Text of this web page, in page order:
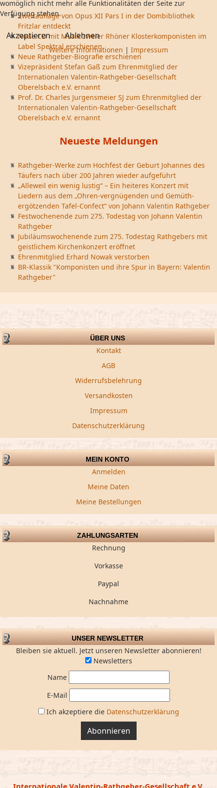
Zweitauflage von Opus XII Pars I in der Dombibliothek
Fritzlar entdeckt
Neue CD mit Musik zweier Rhöner Klosterkomponisten im
Label Spektral erschienen
Neue Rathgeber-Biografie erschienen
Vizepräsident Stefan Gaß zum Ehrenmitglied der
Internationalen Valentin-Rathgeber-Gesellschaft
Oberelsbach e.V. ernannt
Prof. Dr. Charles Jurgensmeier SJ zum Ehrenmitglied der
Internationalen Valentin-Rathgeber-Gesellschaft
Oberelsbach e.V. ernannt
Neueste Meldungen
Rathgeber-Werke zum Hochfest der Geburt Johannes des
Täufers nach über 200 Jahren wieder aufgeführt
„Alleweil ein wenig lustig“ – Ein heiteres Konzert mit
Liedern aus dem „Ohren-vergnügenden und Gemüth-
ergötzenden Tafel-Confect“ von Johann Valentin Rathgeber
Festwochenende zum 275. Todestag von Johann Valentin
Rathgeber
Jubiläumswochenende zum 275. Todestag Rathgebers mit
geistlichem Kirchenkonzert eröffnet
Ehrenmitglied Erhard Nowak verstorben
BR-Klassik "Komponisten und ihre Spur in Bayern: Valentin
Rathgeber"
ÜBER UNS
Kontakt
AGB
Widerrufsbelehrung
Versandkosten
Impressum
Datenschutzerklärung
MEIN KONTO
Anmelden
Meine Daten
Meine Bestellungen
ZAHLUNGSARTEN
Rechnung
Vorkasse
Paypal
Nachnahme
UNSER NEWSLETTER
Bleiben sie aktuell. Jetzt unseren Newsletter abonnieren!
Newsletters
Name
E-Mail
Ich akzeptiere die Datenschutzerklärung
Abonnieren
Internationale Valentin-Rathgeber-Gesellschaft e.V.
womöglich nicht mehr alle Funktionalitäten der Seite zur
Verfügung stehen.
Akzeptieren Ablehnen
Weitere Informationen | Impressum